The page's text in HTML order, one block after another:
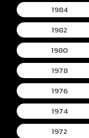
1984
1982
1980
1978
1976
1974
1972